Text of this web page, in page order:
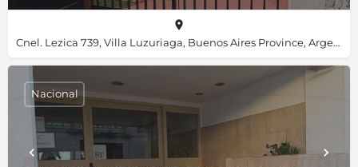
Cnel. Lezica 739, Villa Luzuriaga, Buenos Aires Province, Argentina, -34.66955, -58.59160
Nacional